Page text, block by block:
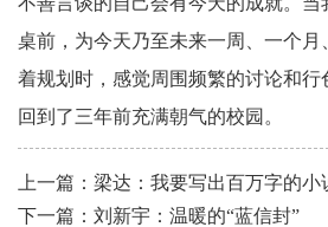
桌前，为今天乃至未来一周、一个
着规划时，感觉周围频繁的讨论和行
回到了三年前充满朝气的校园。
上一篇：梁达：我要写出百万字的小
下一篇：刘新宇：温暖的“蓝信封”